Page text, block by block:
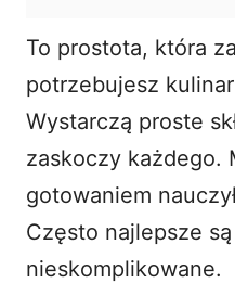
To prostota, która
potrzebujesz
Wystarczą proste
zaskoczy każdego.
gotowaniem
Często najlepsze
nieskomplikowane.